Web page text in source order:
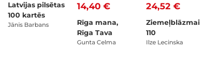
Latvijas pilsētas
100 kartēs
Jānis Barbans
14,40 €
Rīga mana,
Rīga Tava
Gunta Celma
24,52 €
Ziemeļblāzmai
110
Ilze Lecinska